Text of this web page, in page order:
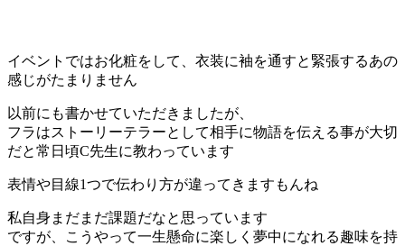
イベントではお化粧をして、衣装に袖を通すと緊張するあの
感じがたまりません
以前にも書かせていただきましたが、
フラはストーリーテラーとして相手に物語を伝える事が大切
だと常日頃C先生に教わっています
表情や目線1つで伝わり方が違ってきますもんね
私自身まだまだ課題だなと思っています
ですが、こうやって一生懸命に楽しく夢中になれる趣味を持